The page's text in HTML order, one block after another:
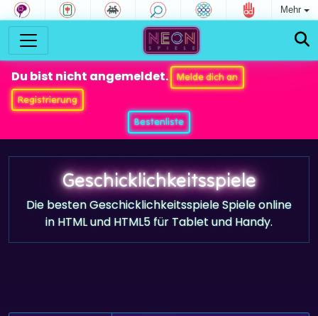
Mehr
Du bist nicht angemeldet.
Melde dich an
Registrierung
Bestenliste
Geschicklichkeitsspiele
Die besten Geschicklichkeitsspiele Spiele online
in HTML und HTML5 für Tablet und Handy.